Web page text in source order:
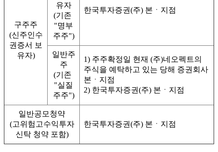
구주주
(신주인수
권증서 보
유자)
유자
(기존
"명부
주주")
한국투자증권(주) 본ㆍ지점
일반주
주
(기존
"실질
주주")
1) 주주확정일 현재 (주)네오펙트의
주식을 예탁하고 있는 당해 증권회사
본ㆍ지점
2) 한국투자증권(주) 본ㆍ지점
일반공모청약
(고위험고수익투자
신탁 청약 포함)
한국투자증권(주) 본ㆍ지점